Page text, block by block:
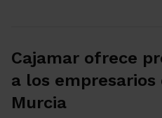
Cajamar ofrece
a los
Murcia